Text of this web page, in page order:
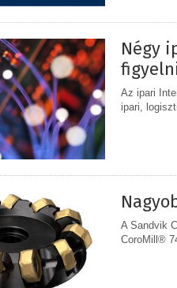
Négy
Az ipari
ipari,
A Sandvik
CoroMill®